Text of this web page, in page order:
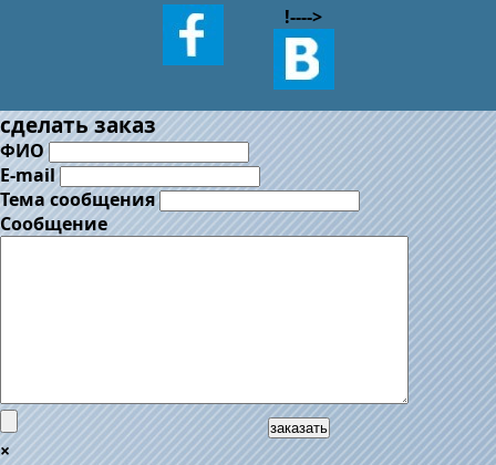
!---->
сделать заказ
ФИО
E-mail
Тема сообщения
Сообщение
заказать
×